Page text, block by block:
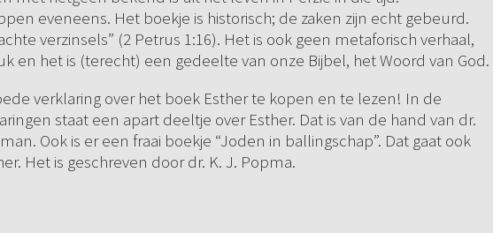
eveneens. Het boekje is historisch; de zaken zijn echt gebeurd.
verzinsels” (2 Petrus 1:16). Het is ook geen metaforisch verhaal,
en het is (terecht) een gedeelte van onze Bijbel, het Woord van God.
verklaring over het boek Esther te kopen en te lezen! In de
staat een apart deeltje over Esther. Dat is van de hand van dr.
Ook is er een fraai boekje “Joden in ballingschap”. Dat gaat ook
Het is geschreven door dr. K. J. Popma.